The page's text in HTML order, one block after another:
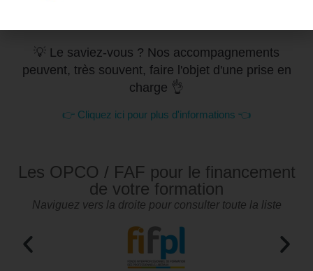
💡 Le saviez-vous ? Nos accompagnements
peuvent, très souvent, faire l'objet d'une prise en
charge 👌
👉 Cliquez ici pour plus d'informations 👈
Les OPCO / FAF pour le financement
de votre formation
Naviguez vers la droite pour consulter toute la liste